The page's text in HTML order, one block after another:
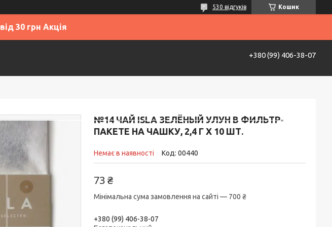
Кошик
530 відгуків
від 30 грн Акція
+380 (99) 406-38-07
№14 ЧАЙ ISLA ЗЕЛЁНЫЙ УЛУН В ФИЛЬТР-
ПАКЕТЕ НА ЧАШКУ, 2,4 Г Х 10 ШТ.
Немає в наявності Код: 00440
73 ₴
Мінімальна сума замовлення на сайті — 700 ₴
+380 (99) 406-38-07